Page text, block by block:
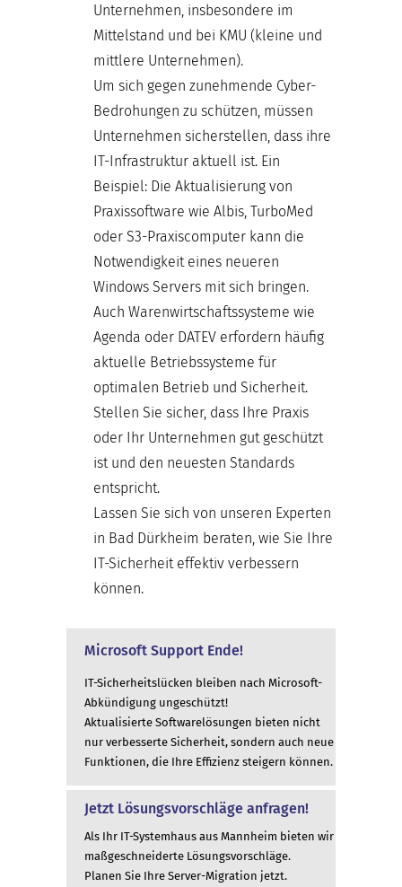
Unternehmen, insbesondere im
Mittelstand und bei KMU (kleine und
mittlere Unternehmen).
Um sich gegen zunehmende Cyber-
Bedrohungen zu schützen, müssen
Unternehmen sicherstellen, dass ihre
IT-Infrastruktur aktuell ist. Ein
Beispiel: Die Aktualisierung von
Praxissoftware wie Albis, TurboMed
oder S3-Praxiscomputer kann die
Notwendigkeit eines neueren
Windows Servers mit sich bringen.
Auch Warenwirtschaftssysteme wie
Agenda oder DATEV erfordern häufig
aktuelle Betriebssysteme für
optimalen Betrieb und Sicherheit.
Stellen Sie sicher, dass Ihre Praxis
oder Ihr Unternehmen gut geschützt
ist und den neuesten Standards
entspricht.
Lassen Sie sich von unseren Experten
in Bad Dürkheim beraten, wie Sie Ihre
IT-Sicherheit effektiv verbessern
können.
Microsoft Support Ende!
IT-Sicherheitslücken bleiben nach Microsoft-
Abkündigung ungeschützt!
Aktualisierte Softwarelösungen bieten nicht
nur verbesserte Sicherheit, sondern auch neue
Funktionen, die Ihre Effizienz steigern können.
Jetzt Lösungsvorschläge anfragen!
Als Ihr IT-Systemhaus aus Mannheim bieten wir
maßgeschneiderte Lösungsvorschläge.
Planen Sie Ihre Server-Migration jetzt.